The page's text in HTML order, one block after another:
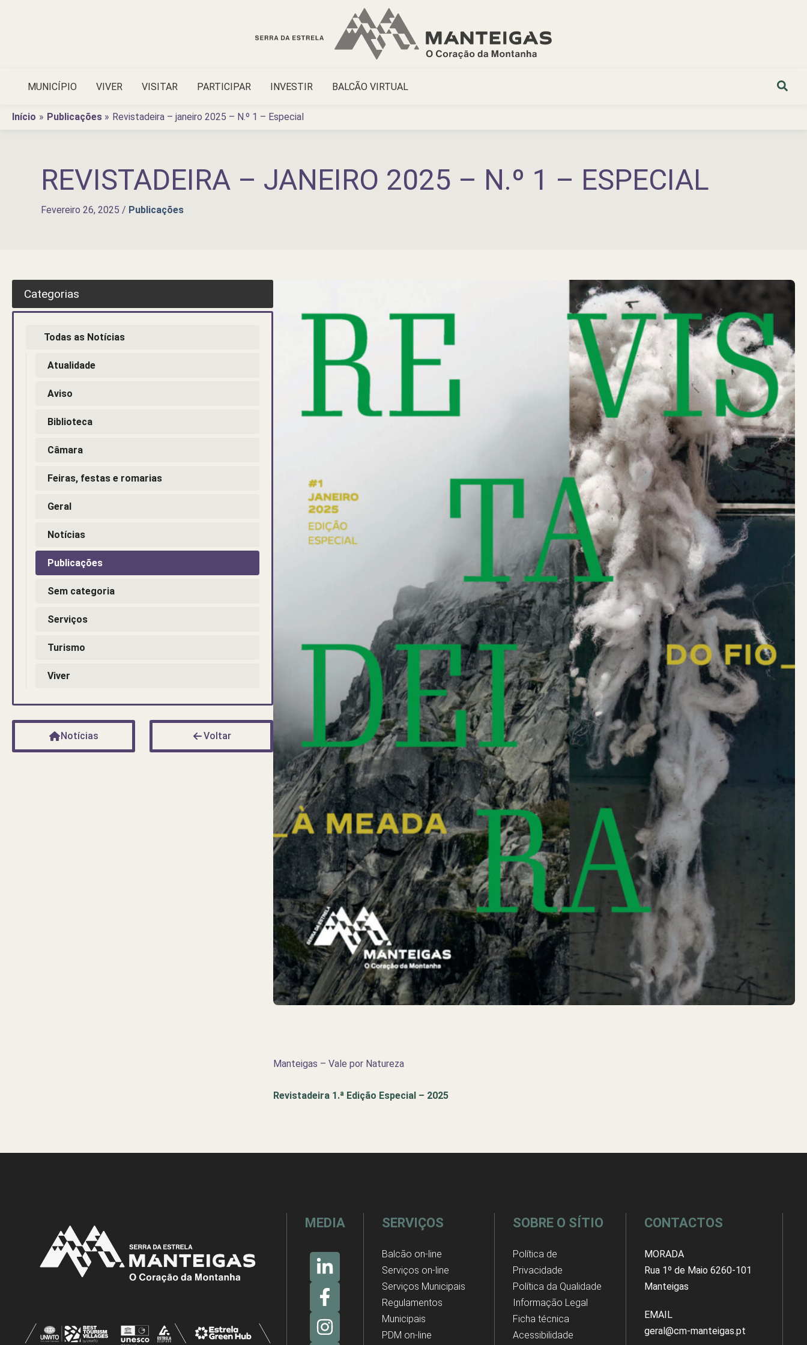
MUNICÍPIO VIVER VISITAR PARTICIPAR INVESTIR BALCÃO VIRTUAL
Início Publicações Revistadeira – janeiro 2025 – N.º 1 – Especial
REVISTADEIRA – JANEIRO 2025 – N.º 1 – ESPECIAL
Fevereiro 26, 2025 / Publicações
Manteigas – Vale por Natureza
Revistadeira 1.ª Edição Especial – 2025
Categorias
Todas as Notícias
Atualidade
Aviso
Biblioteca
Câmara
Feiras, festas e romarias
Geral
Notícias
Publicações
Sem categoria
Serviços
Turismo
Viver
Notícias Voltar
MEDIA SERVIÇOS
Balcão on-line
Serviços on-line
Serviços Municipais
Regulamentos
Municipais
PDM on-line
SOBRE O SÍTIO
Política de
Privacidade
Política da Qualidade
Informação Legal
Ficha técnica
Acessibilidade
CONTACTOS
MORADA
Rua 1º de Maio 6260-101
Manteigas
EMAIL
geral@cm-manteigas.pt